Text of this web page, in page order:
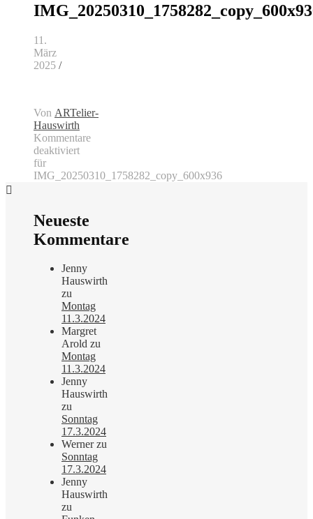
11.
März
2025 /
Von ARTelier-
Hauswirth
Kommentare
deaktiviert
für
IMG_20250310_1758282_copy_600x936
Neueste
Kommentare
Jenny
Hauswirth
zu
Montag
11.3.2024
Margret
Arold zu
Montag
11.3.2024
Jenny
Hauswirth
zu
Sonntag
17.3.2024
Wernerzu
Sonntag
17.3.2024
Jenny
Hauswirth
zu